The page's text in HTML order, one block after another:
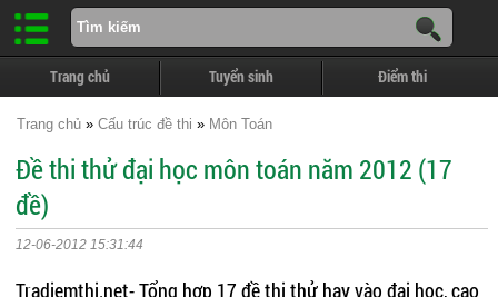
Trang chủ Tuyển sinh Điểm thi
Trang chủ » Cấu trúc đề thi » Môn Toán
Đề thi thử đại học môn toán năm 2012 (17
đề)
12-06-2012 15:31:44
Tradiemthi.net- Tổng hợp 17 đề thi thử hay vào đại học, cao